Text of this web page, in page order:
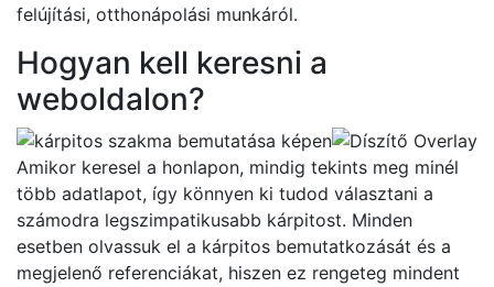
felújítási, otthonápolási munkáról.
Hogyan kell keresni a
weboldalon?
Amikor keresel a honlapon, mindig tekints meg minél
több adatlapot, így könnyen ki tudod választani a
számodra legszimpatikusabb kárpitost. Minden
esetben olvassuk el a kárpitos bemutatkozását és a
megjelenő referenciákat, hiszen ez rengeteg mindent